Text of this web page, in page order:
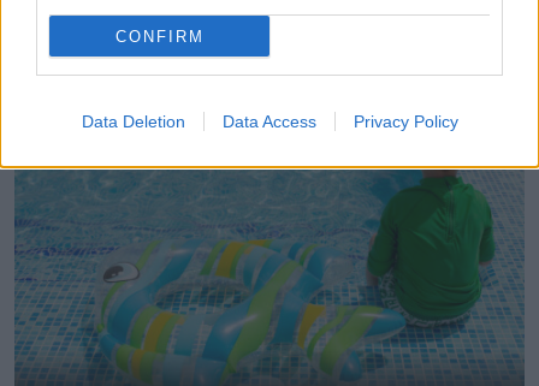
CONFIRM
Data Deletion Data Access Privacy Policy
Безопасность